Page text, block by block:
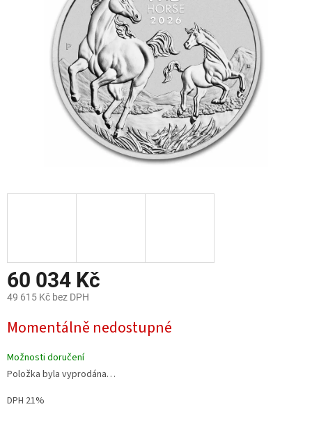
60 034 Kč
49 615 Kč bez DPH
cena:
Momentálně nedostupné
Možnosti doručení
Položka byla vyprodána…
DPH 21%